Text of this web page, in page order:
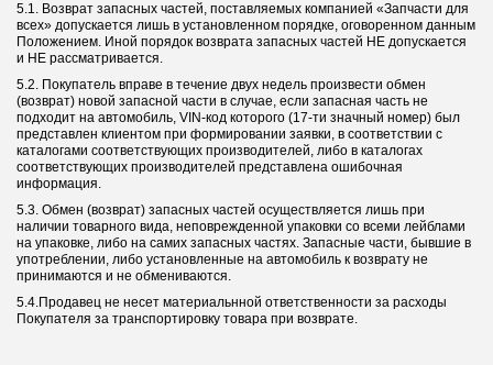
5.1. Возврат запасных частей, поставляемых компанией «Запчасти для
всех» допускается лишь в установленном порядке, оговоренном данным
Положением. Иной порядок возврата запасных частей НЕ допускается
и НЕ рассматривается.
5.2. Покупатель вправе в течение двух недель произвести обмен
(возврат) новой запасной части в случае, если запасная часть не
подходит на автомобиль, VIN-код которого (17-ти значный номер) был
представлен клиентом при формировании заявки, в соответствии с
каталогами соответствующих производителей, либо в каталогах
соответствующих производителей представлена ошибочная
информация.
5.3. Обмен (возврат) запасных частей осуществляется лишь при
наличии товарного вида, неповрежденной упаковки со всеми лейблами
на упаковке, либо на самих запасных частях. Запасные части, бывшие в
употреблении, либо установленные на автомобиль к возврату не
принимаются и не обмениваются.
5.4.Продавец не несет материальнной ответственности за расходы
Покупателя за транспортировку товара при возврате.